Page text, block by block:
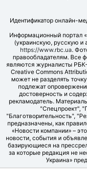
Идентификатор онлайн-
Информационный портал
(украинскую, русскую и
https://www.rbc.ua.
правообладателям. Все
являются журналисты
Creative Commons
может не разделять
подлежат
достоверность и
рекламодатель.
"Спецпроект",
"Благотворительность",
предназначены, как
«Новости компании» –
новости, события и
базирующиеся на
за которые редакция не
Украина»